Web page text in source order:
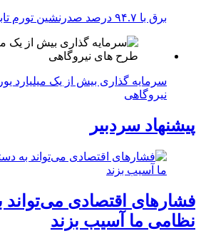
برق با ۹۴.۷ درصد صدرنشین تورم تابستانی!
سرمایه گذاری بیش از یک میلیارد
نیروگاهی
پیشنهاد سردبیر
فشارهای اقتصادی می‌تواند
نظامی ما آسیب بزند